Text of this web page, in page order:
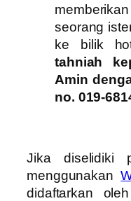
seorang
ke bilik
tahniah
Amin
no. 019-
Jika diselidiki
menggunakan
didaftarkan oleh